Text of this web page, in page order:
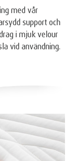
med vår
support och
i mjuk velour
vid användning.